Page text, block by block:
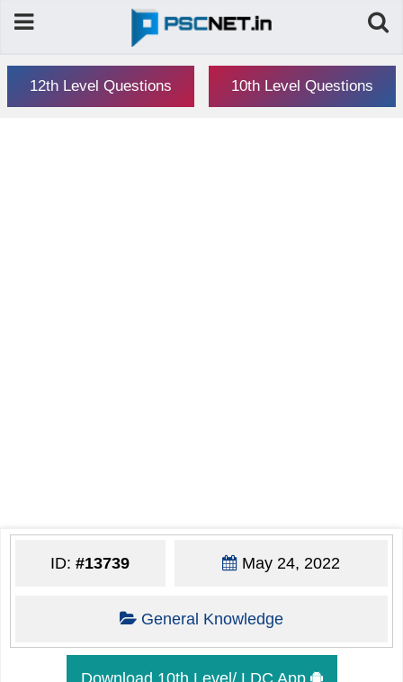
12th Level Questions 10th Level Questions
ID:#13739 May 24, 2022
General Knowledge
Download 10th Level/ LDC App